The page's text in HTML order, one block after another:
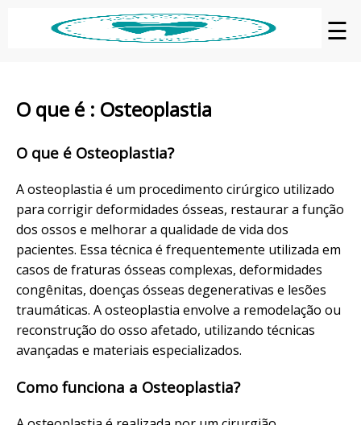
☰
O que é : Osteoplastia
O que é Osteoplastia?
A osteoplastia é um procedimento cirúrgico utilizado
para corrigir deformidades ósseas, restaurar a função
dos ossos e melhorar a qualidade de vida dos
pacientes. Essa técnica é frequentemente utilizada em
casos de fraturas ósseas complexas, deformidades
congênitas, doenças ósseas degenerativas e lesões
traumáticas. A osteoplastia envolve a remodelação ou
reconstrução do osso afetado, utilizando técnicas
avançadas e materiais especializados.
Como funciona a Osteoplastia?